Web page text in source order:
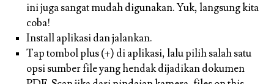
ini juga sangat mudah digunakan. Yuk, langsung kita
coba!
Install aplikasi dan jalankan.
Tap tombol plus (+) di aplikasi, lalu pilih salah satu
opsi sumber file yang hendak dijadikan dokumen